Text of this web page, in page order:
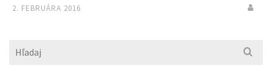
2. FEBRUÁRA 2016
Search
for: